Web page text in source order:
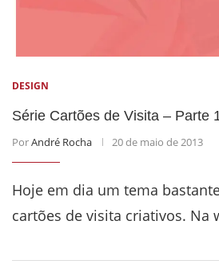
DESIGN
Série Cartões de Visita – Parte
PorAndré Rocha 20 de maio de 2013
Hoje em dia um tema
cartões de visita criativos. Na